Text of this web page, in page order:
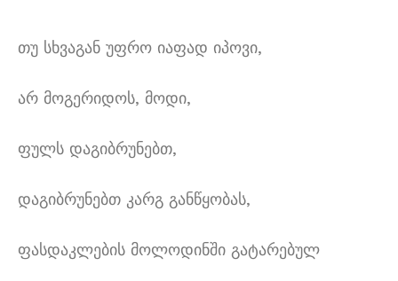
თუ სხვაგან უფრო იაფად იპოვი,
არ მოგერიდოს, მოდი,
ფულს დაგიბრუნებთ,
დაგიბრუნებთ კარგ განწყობას,
ფასდაკლების მოლოდინში გატარებულ